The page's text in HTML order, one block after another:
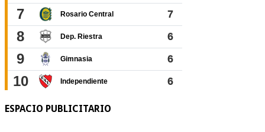
ESPACIO PUBLICITARIO